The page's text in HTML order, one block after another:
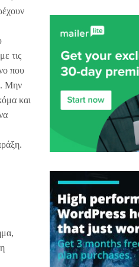
τις
που
Μην
και